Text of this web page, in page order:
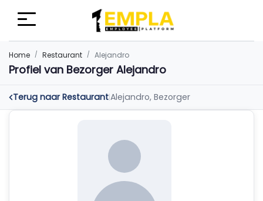
Home Restaurant Alejandro
Profiel van Bezorger Alejandro
Terug naar Restaurant|Alejandro, Bezorger